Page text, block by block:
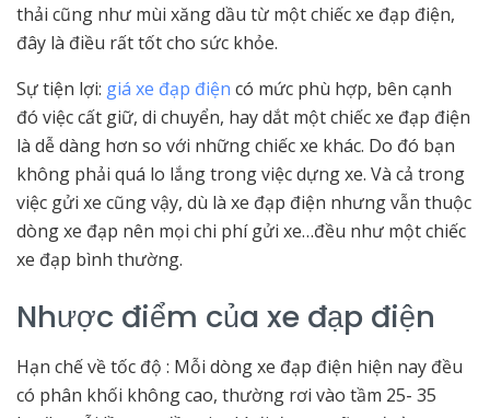
thải cũng như mùi xăng dầu từ một chiếc xe đạp điện,
đây là điều rất tốt cho sức khỏe.
Sự tiện lợi: giá xe đạp điện có mức phù hợp, bên cạnh
đó việc cất giữ, di chuyển, hay dắt một chiếc xe đạp điện
là dễ dàng hơn so với những chiếc xe khác. Do đó bạn
không phải quá lo lắng trong việc dựng xe. Và cả trong
việc gửi xe cũng vậy, dù là xe đạp điện nhưng vẫn thuộc
dòng xe đạp nên mọi chi phí gửi xe…đều như một chiếc
xe đạp bình thường.
Nhược điểm của xe đạp điện
Hạn chế về tốc độ : Mỗi dòng xe đạp điện hiện nay đều
có phân khối không cao, thường rơi vào tầm 25- 35